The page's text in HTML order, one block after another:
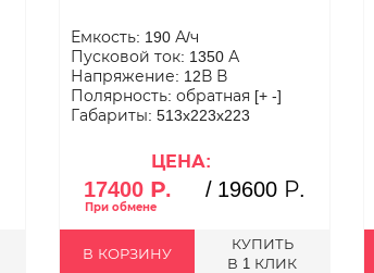
Емкость: 190 А/ч
Пусковой ток: 1350 А
Напряжение: 12В В
Полярность: обратная [+ -]
Габариты: 513x223x223
ЦЕНА:
17400 Р. / 19600 Р.
В КОРЗИНУ
КУПИТЬ
В 1 КЛИК